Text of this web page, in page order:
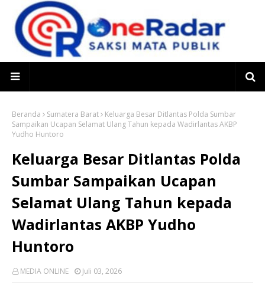
Beranda Sumatera Barat
Keluarga Besar Ditlantas Polda Sumbar
Sampaikan Ucapan Selamat Ulang Tahun kepada Wadirlantas AKBP
Yudho Huntoro
Keluarga Besar Ditlantas Polda
Sumbar Sampaikan Ucapan
Selamat Ulang Tahun kepada
Wadirlantas AKBP Yudho
Huntoro
MEDIA ONLINE Juli 03, 2026